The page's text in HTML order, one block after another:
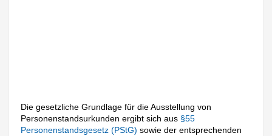
Die gesetzliche Grundlage für die Ausstellung von
Personenstandsurkunden ergibt sich aus §55
Personenstandsgesetz (PStG)sowie der entsprechenden